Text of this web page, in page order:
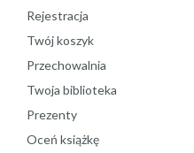
Rejestracja
Twój koszyk
Przechowalnia
Twoja biblioteka
Prezenty
Oceń książkę